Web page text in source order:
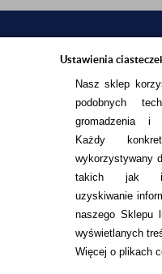
Ustawienia
Nasz sklep
podobnych
gromadzenia i
Każdy
wykorzystywany
takich jak
uzyskiwanie
naszego Sklepu
wyświetlanych
Więcej o plikach
KONTAKT
TEL.
22 113 44 43
E-MAIL.
ZMIEŃ